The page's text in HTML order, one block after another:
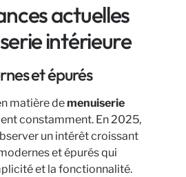
actuelles
intérieure
et épurés
matière demenuiserie
constamment. En 2025,
un intérêt croissant
et épurés qui
et la fonctionnalité.